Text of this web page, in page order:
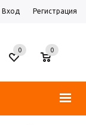
Вход Регистрация
0
0